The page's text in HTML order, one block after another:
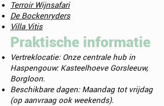
Terroir Wijnsafari
De Bockenryders
Villa Vitis
Praktische informatie
Vertreklocatie: Onze centrale hub in
Haspengouw: Kasteelhoeve Gorsleeuw,
Borgloon.
Beschikbare dagen: Maandag tot vrijdag
(op aanvraag ook weekends).